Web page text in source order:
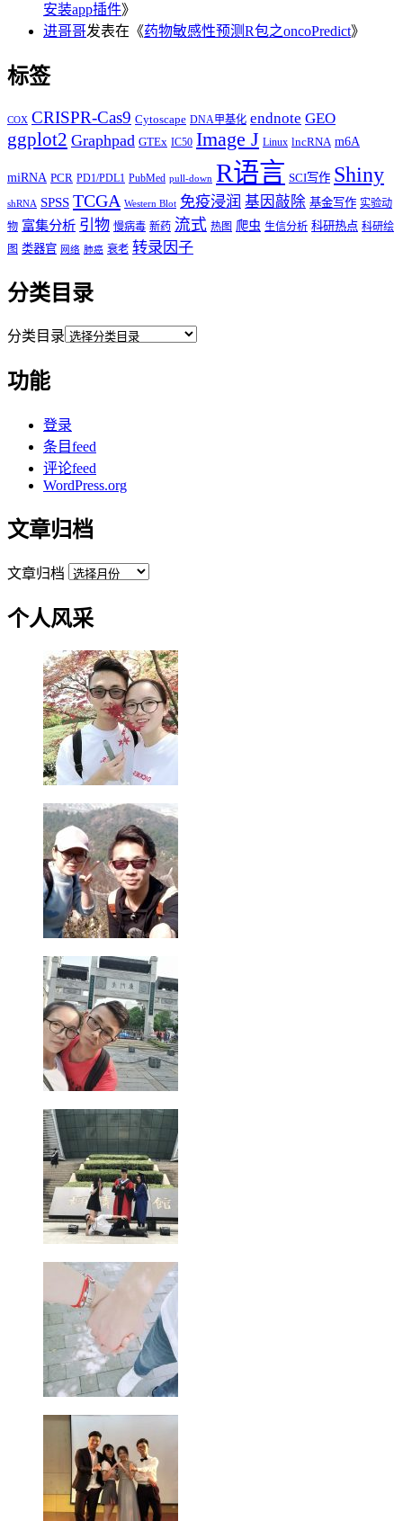
安装app插件》
进哥哥发表在《药物敏感性预测R包之oncoPredict》
标签
COX CRISPR-Cas9 Cytoscape DNA甲基化 endnote GEO
ggplot2 Graphpad GTEx IC50 Image J Linux lncRNA m6A
miRNA PCR PD1/PDL1 PubMed pull-down R语言 SCI写作 Shiny
shRNA SPSS TCGA Western Blot 免疫浸润 基因敲除 基金写作 实验动
物 富集分析 引物 慢病毒 新药 流式 热图 爬虫 生信分析 科研热点 科研绘
图 类器官 网络 肺癌 衰老 转录因子
分类目录
分类目录
功能
登录
条目feed
评论feed
WordPress.org
文章归档
文章归档
个人风采